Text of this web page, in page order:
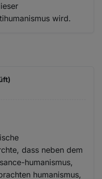
wird.
dass neben dem
humanismus,
humanismus,